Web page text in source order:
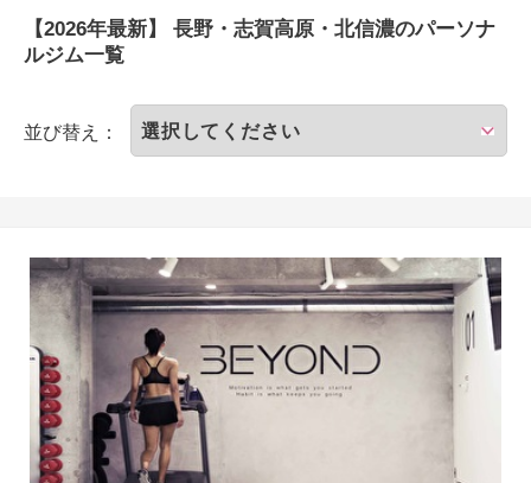
【2026年最新】 長野・志賀高原・北信濃のパーソナ
ルジム一覧
並び替え：